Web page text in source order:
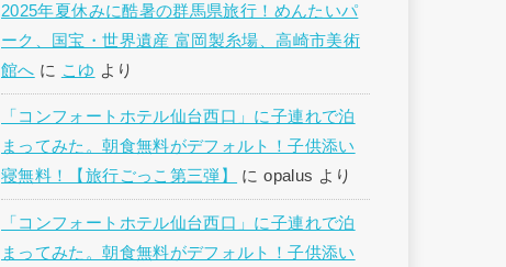
2025年夏休みに酷暑の群馬県旅行！めんたいパ
ーク、国宝・世界遺産 富岡製糸場、高崎市美術
館へ に こゆ より
「コンフォートホテル仙台西口」に子連れで泊
まってみた。朝食無料がデフォルト！子供添い
寝無料！【旅行ごっこ第三弾】
にopalus より
「コンフォートホテル仙台西口」に子連れで泊
まってみた。朝食無料がデフォルト！子供添い